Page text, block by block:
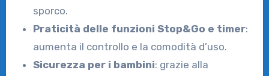
sporco.
Praticità delle funzioni Stop&Go e timer:
aumenta il controllo e la comodità d’uso.
Sicurezza per i bambini: grazie alla